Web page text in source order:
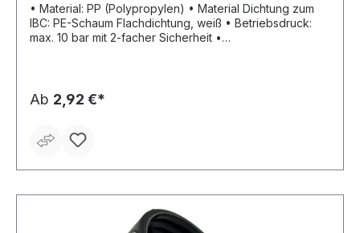
• Material: PP (Polypropylen) • Material Dichtung zum
IBC: PE-Schaum Flachdichtung, weiß • Betriebsdruck:
max. 10 bar mit 2-facher Sicherheit •
Ab 2,92 €*